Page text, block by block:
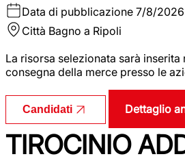
Data di pubblicazione 7/8/2026
Città Bagno a Ripoli
La risorsa selezionata sarà
consegna della merce presso le
Candidati Dettaglio
TIROCINIO